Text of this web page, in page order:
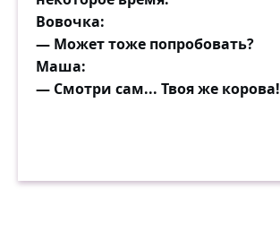
Вовочка:
— Может тоже попробовать?
Маша:
— Смотри сам... Твоя же корова!